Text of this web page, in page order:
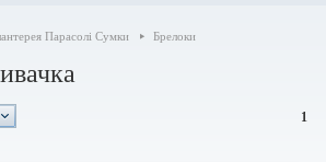
Парасолі Сумки Брелоки
1